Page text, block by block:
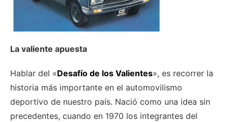
La valiente apuesta
Hablar del «Desafío de los Valientes», es recorrer la
historia más importante en el automovilismo
deportivo de nuestro país. Nació como una idea sin
precedentes, cuando en 1970 los integrantes del